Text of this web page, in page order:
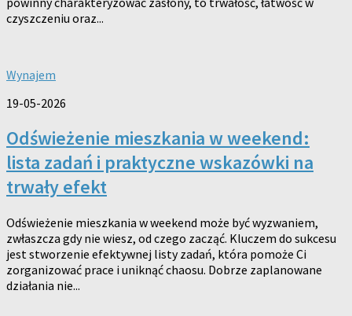
czyszczeniu oraz...
Wynajem
19-05-2026
Odświeżenie mieszkania w weekend:
lista zadań i praktyczne wskazówki na
trwały efekt
Odświeżenie mieszkania w weekend może być wyzwaniem,
zwłaszcza gdy nie wiesz, od czego zacząć. Kluczem do sukcesu
jest stworzenie efektywnej listy zadań, która pomoże Ci
zorganizować prace i uniknąć chaosu. Dobrze zaplanowane
działania nie...